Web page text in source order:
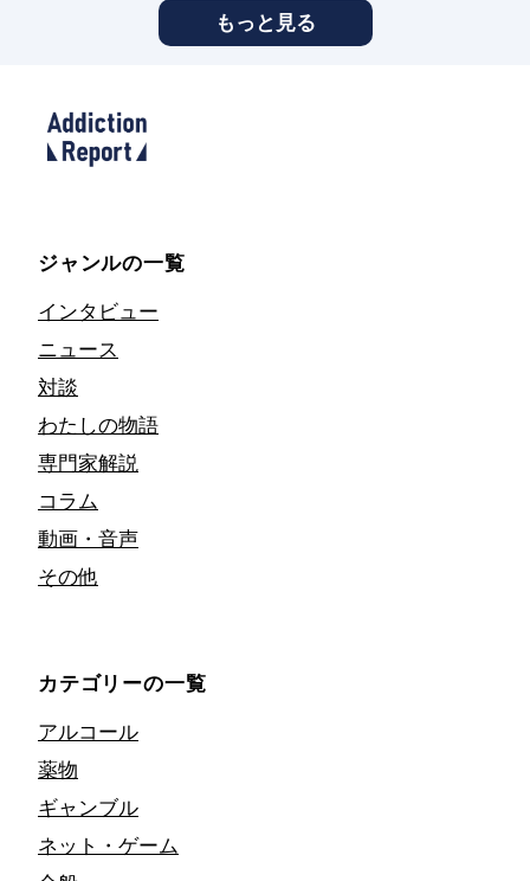
もっと見る
ジャンルの一覧
インタビュー
ニュース
対談
わたしの物語
専門家解説
コラム
動画・音声
その他
カテゴリーの一覧
アルコール
薬物
ギャンブル
ネット・ゲーム